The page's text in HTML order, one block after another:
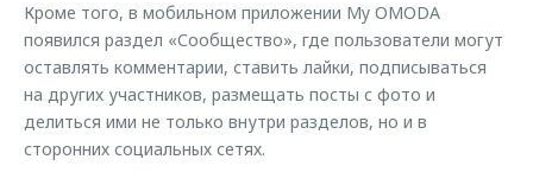
Кроме того, в мобильном приложении My OMODA
появился раздел «Сообщество», где пользователи могут
оставлять комментарии, ставить лайки, подписываться
на других участников, размещать посты с фото и
делиться ими не только внутри разделов, но и в
сторонних социальных сетях.